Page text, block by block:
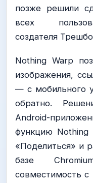
позже решили
всех
создателя
Nothing Warp
изображения,
— с мобильного
обратно.
Android-
функцию
«Поделиться» и
базе
совместимость